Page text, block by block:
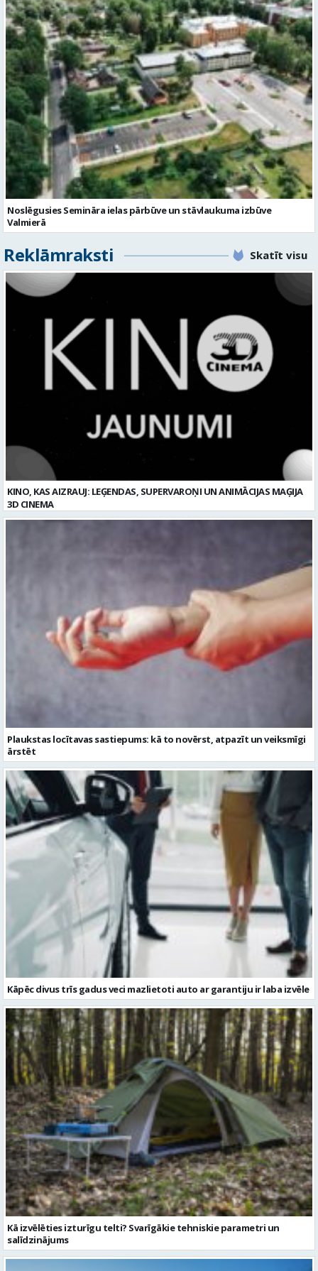
Noslēgusies Semināra ielas pārbūve un stāvlaukuma izbūve
Valmierā
Reklāmraksti Skatīt visu
Plaukstas locītavas sastiepums: kā to novērst, atpazīt un veiksmīgi
Kāpēc divus trīs gadus veci mazlietoti auto ar garantiju ir laba izvēle
Kā izvēlēties izturīgu telti? Svarīgākie tehniskie parametri un
salīdzinājums